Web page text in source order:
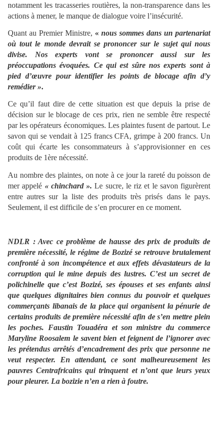
notamment les tracasseries routières, la non-transparence dans les
actions à mener, le manque de dialogue voire l’insécurité.
Quant au Premier Ministre, « nous sommes dans un partenariat
où tout le monde devrait se prononcer sur le sujet qui nous
divise. Nos experts vont se prononcer aussi sur les
préoccupations évoquées. Ce qui est sûre nos experts sont à
pied d’œuvre pour identifier les points de blocage afin d’y
remédier ».
Ce qu’il faut dire de cette situation est que depuis la prise de
décision sur le blocage de ces prix, rien ne semble être respecté
par les opérateurs économiques. Les plaintes fusent de partout. Le
savon qui se vendait à 125 francs CFA, grimpe à 200 francs. Un
coût qui écarte les consommateurs à s’approvisionner en ces
produits de 1ère nécessité.
Au nombre des plaintes, on note à ce jour la rareté du poisson de
mer appelé « chinchard ». Le sucre, le riz et le savon figurèrent
entre autres sur la liste des produits très prisés dans le pays.
Seulement, il est difficile de s’en procurer en ce moment.
NDLR : Avec ce problème de hausse des prix de produits de
première nécessité, le régime de Bozizé se retrouve brutalement
confronté à son incompétence et aux effets dévastateurs de la
corruption qui le mine depuis des lustres. C’est un secret de
polichinelle que c’est Bozizé, ses épouses et ses enfants ainsi
que quelques dignitaires bien connus du pouvoir et quelques
commerçants libanais de la place qui organisent la pénurie de
certains produits de première nécessité afin de s’en mettre plein
les poches. Faustin Touadéra et son ministre du commerce
Maryline Roosalem le savent bien et feignent de l’ignorer avec
les prétendus arrêtés d’encadrement des prix que personne ne
veut respecter. En attendant, ce sont malheureusement les
pauvres Centrafricains qui trinquent et n’ont que leurs yeux
pour pleurer. La bozizie n’en a rien à foutre.